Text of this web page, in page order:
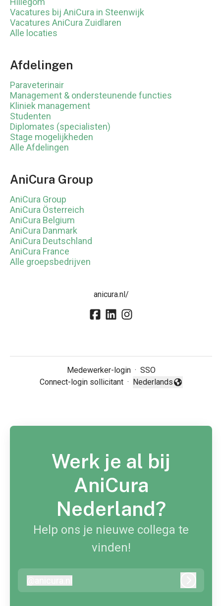
Vacatures bij AniCura in Steenwijk
Vacatures AniCura Zuidlaren
Alle locaties
Afdelingen
Paraveterinair
Management & ondersteunende functies
Kliniek management
Studenten
Diplomates (specialisten)
Stage mogelijkheden
Alle Afdelingen
AniCura Group
AniCura Group
AniCura Österreich
AniCura Belgium
AniCura Danmark
AniCura Deutschland
AniCura France
Alle groepsbedrijven
anicura.nl/
Medewerker-login · SSO
Connect-login sollicitant ·
Taal wijzigen
Nederlands
Werk je al bij
AniCura
Nederland?
Help ons je nieuwe collega te
vinden!
anicura.nl